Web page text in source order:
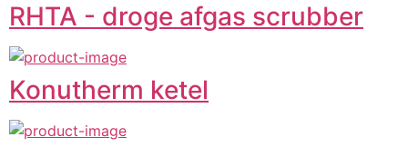
RHTA - droge afgas scrubber
Konutherm ketel